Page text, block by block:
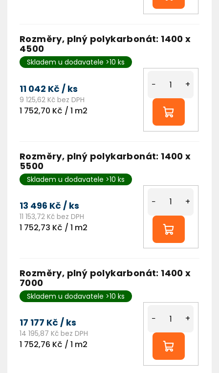
Rozměry, plný polykarbonát: 1400 x
4500
Skladem u dodavatele >10 ks
11 042 Kč / ks
9 125,62 Kč bez DPH
Měrná
1 752,70 Kč / 1 m2
+
−
Rozměry, plný polykarbonát: 1400 x
5500
Skladem u dodavatele >10 ks
13 496 Kč / ks
11 153,72 Kč bez DPH
Měrná
1 752,73 Kč / 1 m2
+
−
Rozměry, plný polykarbonát: 1400 x
7000
Skladem u dodavatele >10 ks
17 177 Kč / ks
14 195,87 Kč bez DPH
Měrná
1 752,76 Kč / 1 m2
+
−